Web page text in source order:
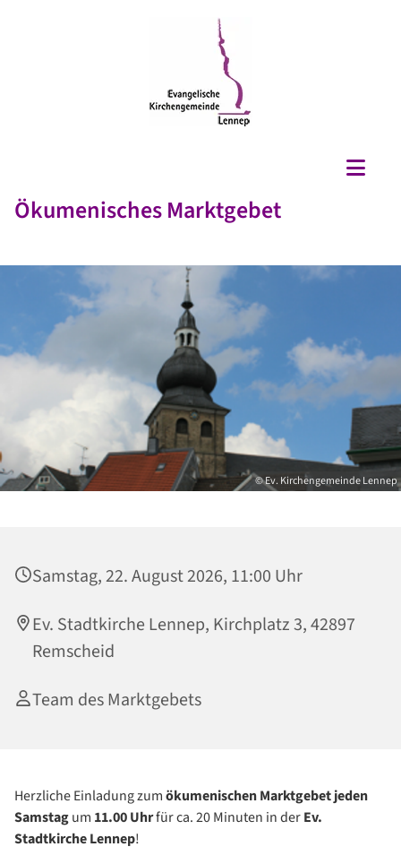
Ökumenisches Marktgebet
© Ev. Kirchengemeinde Lennep
Samstag, 22. August 2026, 11:00 Uhr
Ev. Stadtkirche Lennep, Kirchplatz 3, 42897
Remscheid
Team des Marktgebets
Herzliche Einladung zumökumenischenMarktgebetjeden
Samstagum 11.00 Uhrfür ca. 20 Minuten in derEv.
Stadtkirche Lennep!